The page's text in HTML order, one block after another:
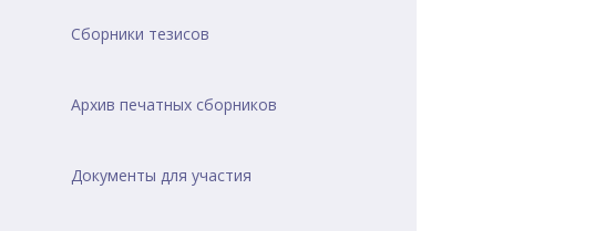
Сборники тезисов
Архив печатных сборников
Документы для участия